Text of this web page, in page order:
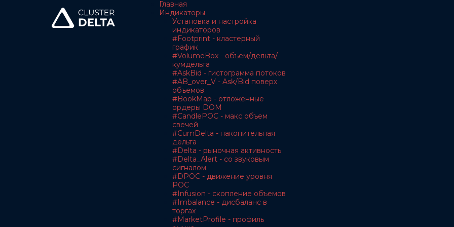
Главная
Индикаторы
Установка и настройка
индикаторов
#Footprint - кластерный
график
#VolumeBox - объем/дельта/
кумдельта
#AskBid - гистограмма потоков
#AB_over_V - Ask/Bid поверх
объемов
#BookMap - отложенные
ордеры DOM
#CandlePOC - макс объем
свечей
#CumDelta - накопительная
дельта
#Delta - рыночная активность
#Delta_Alert - со звуковым
сигналом
#DPOC - движение уровня
POC
#Infusion - скопление объемов
#Imbalance - дисбаланс в
торгах
#MarketProfile - профиль